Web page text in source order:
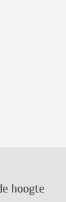
hoogte